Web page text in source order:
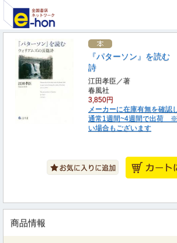
『パターソン』を読
詩
江田孝臣／著
春風社
3,850円
メーカーに在庫有無を確認
通常1週間~4週間で出荷 ※
い場合もございます
商品情報